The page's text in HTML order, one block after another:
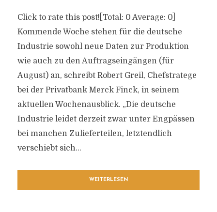
Click to rate this post![Total: 0 Average: 0]
Kommende Woche stehen für die deutsche
Industrie sowohl neue Daten zur Produktion
wie auch zu den Auftragseingängen (für
August) an, schreibt Robert Greil, Chefstratege
bei der Privatbank Merck Finck, in seinem
aktuellen Wochenausblick. „Die deutsche
Industrie leidet derzeit zwar unter Engpässen
bei manchen Zulieferteilen, letztendlich
verschiebt sich...
WEITERLESEN